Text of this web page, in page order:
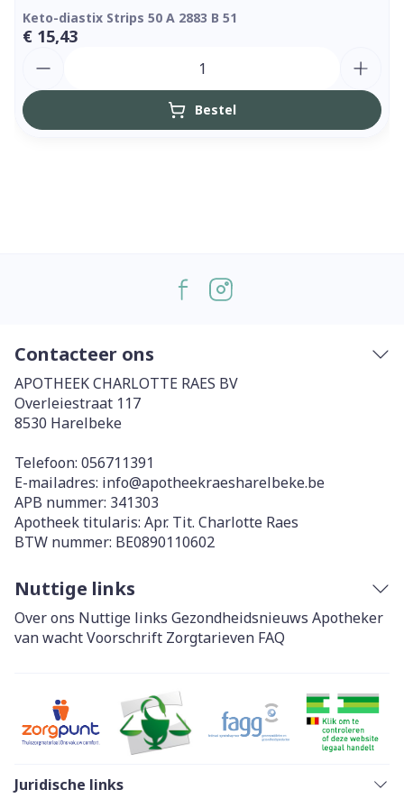
Keto-diastix Strips 50 A 2883 B 51
€ 15,43
Bestel
Contacteer ons
APOTHEEK CHARLOTTE RAES BV
Overleiestraat 117
8530 Harelbeke
Telefoon: 056711391
E-mailadres: info@apotheekraesharelbeke.be
APB nummer: 341303
Apotheek titularis: Apr. Tit. Charlotte Raes
BTW nummer: BE0890110602
Nuttige links
Over ons Nuttige links Gezondheidsnieuws Apotheker
van wachtVoorschrift Zorgtarieven FAQ
Juridische links